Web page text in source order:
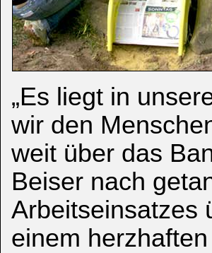
„Es liegt in
wir den
weit über das
Beiser nach
Arbeitseinsatzes
einem